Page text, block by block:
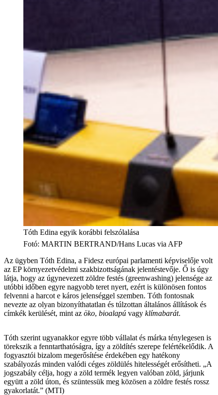
Tóth Edina egyik korábbi felszólalása
Fotó: MARTIN BERTRAND/Hans Lucas via AFP
Az ügyben Tóth Edina, a Fidesz európai parlamenti képviselője volt
az EP környezetvédelmi szakbizottságának jelentéstevője. Ő is úgy
látja, hogy az úgynevezett zöldre festés (greenwashing) jelensége az
utóbbi időben egyre nagyobb teret nyert, ezért is különösen fontos
felvenni a harcot e káros jelenséggel szemben. Tóth fontosnak
nevezte az olyan bizonyíthatatlan és túlzottan általános állítások és
címkék kerülését, mint az öko, bioalapú vagy klímabarát.
Tóth szerint ugyanakkor egyre több vállalat és márka ténylegesen is
törekszik a fenntarthatóságra, így a zöldítés szerepe felértékelődik. A
fogyasztói bizalom megerősítése érdekében egy hatékony
szabályozás minden valódi céges zöldülés hitelességét erősítheti. „A
jogszabály célja, hogy a zöld termék legyen valóban zöld, járjunk
együtt a zöld úton, és szüntessük meg közösen a zöldre festés rossz
gyakorlatát.” (MTI)